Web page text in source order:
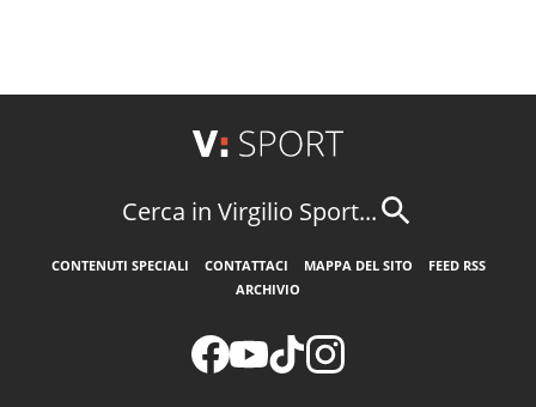
Cerca in Virgilio Sport...
CONTENUTI SPECIALI CONTATTACI MAPPA DEL SITO
FEED RSS
ARCHIVIO